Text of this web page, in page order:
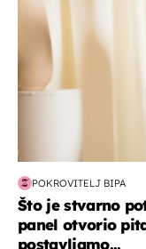
POKROVITELJ BIPA
Što je stvarno
panel otvorio
postavljamo...